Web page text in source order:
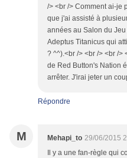
/> <br /> Comment ai-je
que j'ai assisté à
années au Salon du
Adeptus Titanicus qui
? ^^).<br /> <br /> <br /
de Red Button's Nation
arrêter. J'irai jeter un
Répondre
M Mehapi_to 29/06/2015
Il y a une fan-règle qui